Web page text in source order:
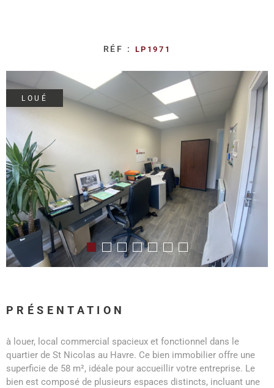
RÉF : LP1971
LOUÉ
PRÉSENTATION
à louer, local commercial spacieux et fonctionnel dans le
quartier de St Nicolas au Havre. Ce bien immobilier offre une
superficie de 58 m², idéale pour accueillir votre entreprise. Le
bien est composé de plusieurs espaces distincts, incluant une